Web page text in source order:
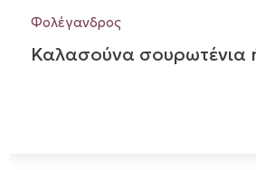
Φολέγανδρος
Καλασούνα σουρωτένια